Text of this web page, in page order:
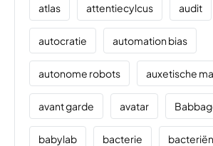
atlas attentiecylcus audit
autocratie automation bias
autonome robots auxetische
avant garde avatar
babylab bacterie bacteriën